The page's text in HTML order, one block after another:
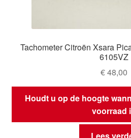
Tachometer Citroën Xsara
6105VZ
€48,00
Houdt u op de hoogte
voorraad
Lees